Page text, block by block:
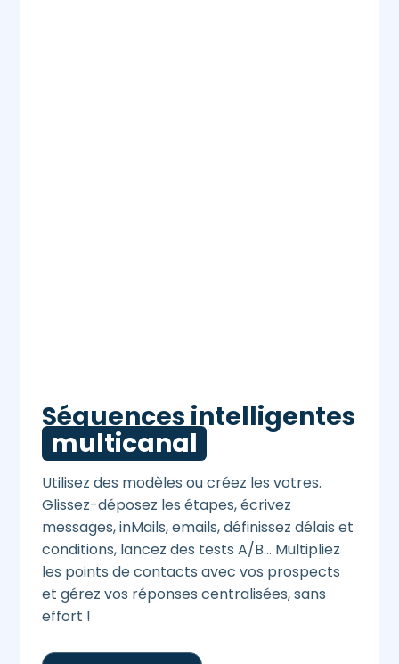
Séquences intelligentes
multicanal
Utilisez des modèles ou créez les votres.
Glissez-déposez les étapes, écrivez
messages, inMails, emails, définissez délais et
conditions, lancez des tests A/B… Multipliez
les points de contacts avec vos prospects
et gérez vos réponses centralisées, sans
effort !